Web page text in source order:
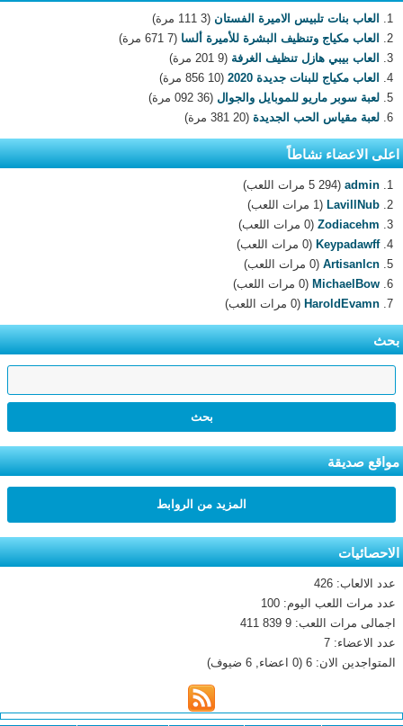
العاب بنات تلبيس الاميرة الفستان (3 111 مرة)
العاب مكياج وتنظيف البشرة للأميرة ألسا (7 671 مرة)
العاب بيبي هازل تنظيف الغرفة (9 201 مرة)
العاب مكياج للبنات جديدة 2020
(10 856 مرة)
لعبة سوبر ماريو للموبايل والجوال (36 092 مرة)
لعبة مقياس الحب الجديدة (20 381 مرة)
اعلى الاعضاء نشاطاً
admin (5 294 مرات اللعب)
LavillNub (1 مرات اللعب)
Zodiacehm (0 مرات اللعب)
Keypadawff (0 مرات اللعب)
Artisanlcn (0 مرات اللعب)
MichaelBow (0 مرات اللعب)
HaroldEvamn (0 مرات اللعب)
بحث
مواقع صديقة
المزيد من الروابط
الاحصائيات
عدد الالعاب: 426
عدد مرات اللعب اليوم: 100
اجمالى مرات اللعب: 9 839 411
عدد الاعضاء: 7
المتواجدين الان: 6 (0 اعضاء, 6 ضيوف)